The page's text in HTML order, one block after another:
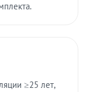
≥25 лет,